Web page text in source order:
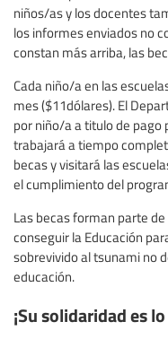
niños/as y los docentes
los informes enviados no
constan más arriba, las
Cada niño/a en las
mes ($11dólares). El
por niño/a a titulo de pago
trabajará a tiempo
becas y visitará las
el cumplimiento del
Las becas forman parte
conseguir la Educación
sobrevivido al tsunami no
educación.
¡Su solidaridad es